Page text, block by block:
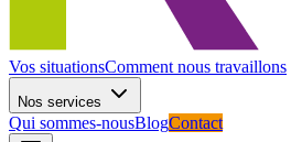
Vos situationsComment nous travaillons
Nos services
Qui sommes-nousBlogContact